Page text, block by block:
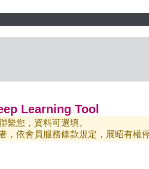
Learning Tool
繫您，資料可選填。
依會員服務條款規定，展昭有權